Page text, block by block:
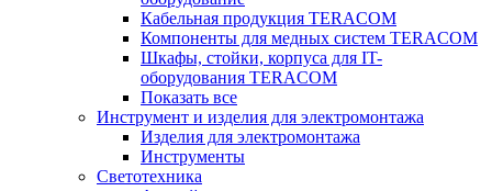
Кабельная продукция TERACOM
Компоненты для медных систем TERACOM
Шкафы, стойки, корпуса для IT-
оборудования TERACOM
Показать все
Инструмент и изделия для электромонтажа
Изделия для электромонтажа
Инструменты
Светотехника